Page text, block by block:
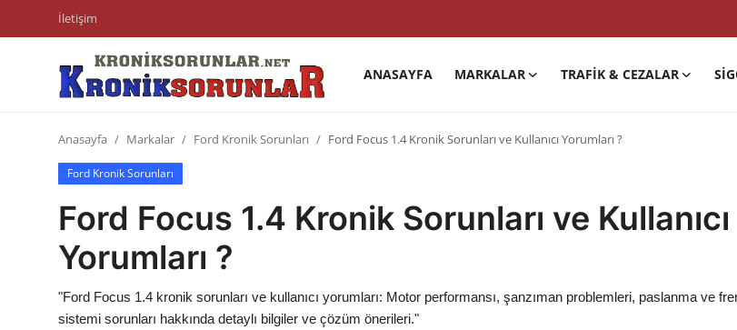
İletişim
ANASAYFA MARKALAR TRAFIK & CEZALAR
Trafik & Cezalar
Sigorta & Kasko
Vergi & ÖTV & MTV
Anasayfa Markalar Ford Kronik Sorunları Ford Focus 1.4 Kronik Sorunları ve Kullanıcı Yorumları ?
Ford Kronik Sorunları
Ford Focus 1.4 Kronik Sorunları ve Kullanıcı
Yorumları ?
"Ford Focus 1.4 kronik sorunları ve kullanıcı yorumları: Motor performansı, şanzıman problemleri, paslanma ve
sistemi sorunları hakkında detaylı bilgiler ve çözüm önerileri."